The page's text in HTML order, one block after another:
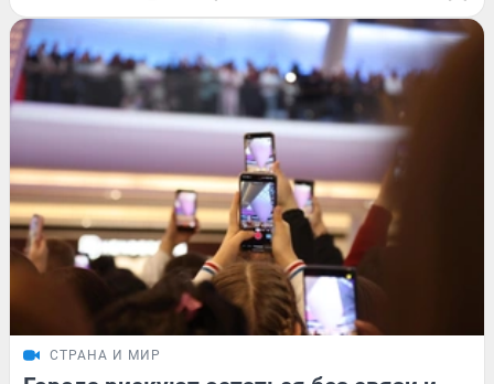
СТРАНА И МИР